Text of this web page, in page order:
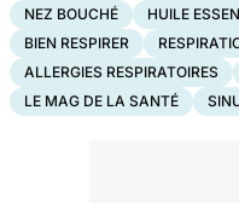
NEZ BOUCHÉ HUILE
BIEN RESPIRER
ALLERGIES RESPIRATOIRES
LE MAG DE LA SANTÉ